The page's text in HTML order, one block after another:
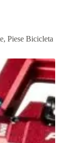
, Piese Bicicleta